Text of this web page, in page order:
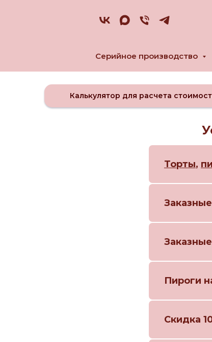
Серийное производство
Калькулятор для расчета
Торты,
Пироги
Скидка